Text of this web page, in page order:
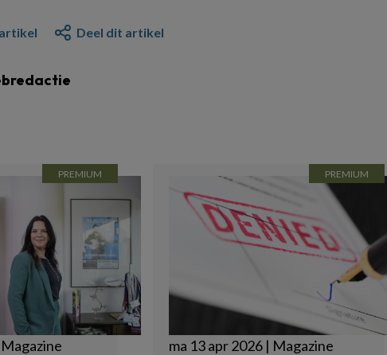
Deel dit artikel
ma 13 apr 2026 | Magazine